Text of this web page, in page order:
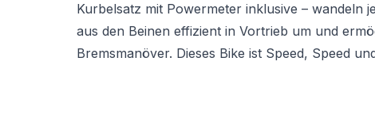
Kurbelsatz mit Powermeter inklusive – wandeln
aus den Beinen effizient in Vortrieb um und
Bremsmanöver. Dieses Bike ist Speed, Speed